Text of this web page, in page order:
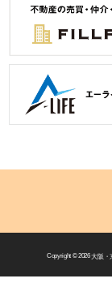
Copyright © 2026大阪・